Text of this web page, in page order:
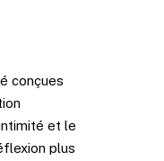
conçues
et le
plus